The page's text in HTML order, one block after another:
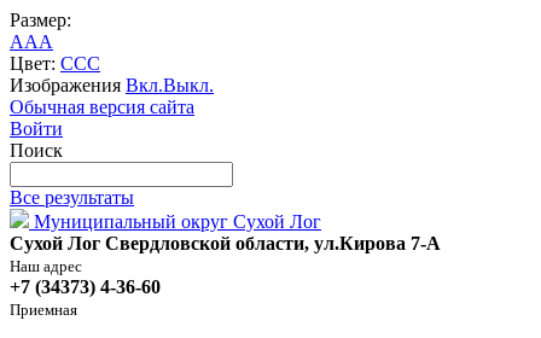
Размер:
AAA
Цвет: CCC
Изображения Вкл.Выкл.
Обычная версия сайта
Войти
Поиск
Все результаты
Муниципальный округ Сухой Лог
Сухой Лог Свердловской области, ул.Кирова 7-А
Наш адрес
+7 (34373) 4-36-60
Приемная